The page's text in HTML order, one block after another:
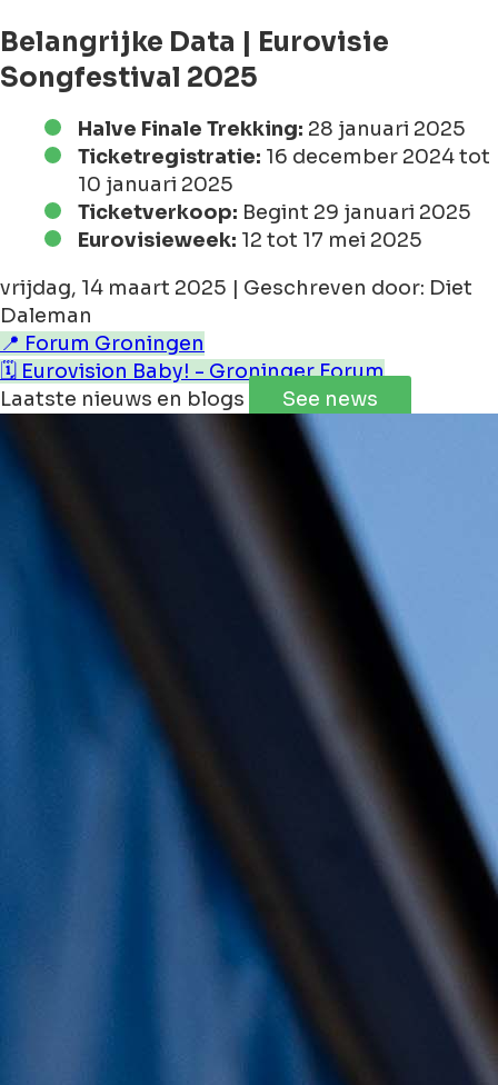
Belangrijke Data | Eurovisie
Songfestival 2025
Halve Finale Trekking: 28 januari 2025
Ticketregistratie: 16 december 2024 tot
10 januari 2025
Ticketverkoop: Begint 29 januari 2025
Eurovisieweek: 12 tot 17 mei 2025
vrijdag, 14 maart 2025 | Geschreven door: Diet
Daleman
📍 Forum Groningen
🗓️ Eurovision Baby! - Groninger Forum
Laatste nieuws en blogs
See news